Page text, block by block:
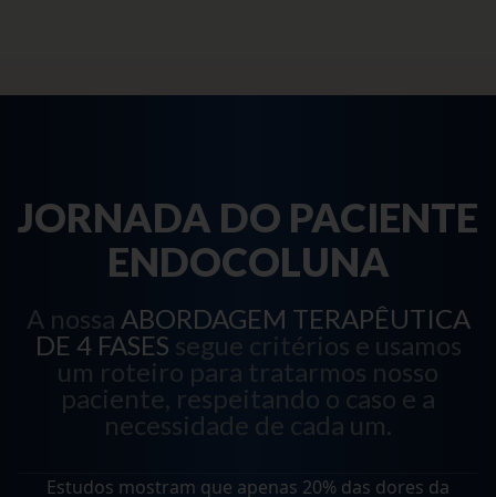
JORNADA DO PACIENTE
ENDOCOLUNA
A nossa ABORDAGEM TERAPÊUTICA
DE 4 FASES segue critérios e usamos
um roteiro para tratarmos nosso
paciente, respeitando o caso e a
necessidade de cada um.
Estudos mostram que apenas 20% das dores da